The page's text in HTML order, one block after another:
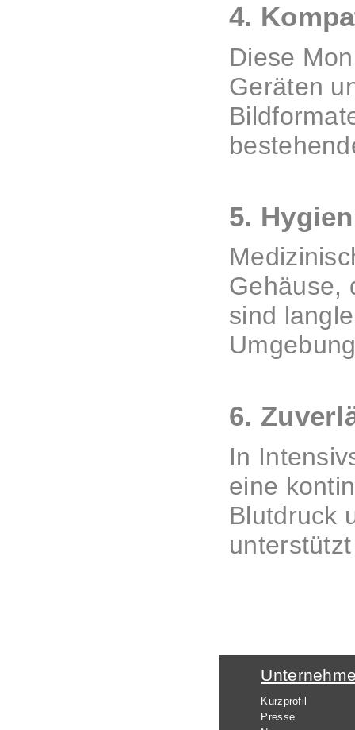
4.
Diese
Geräten
5.
Gehäuse,
sind
6.
In
eine
Blutdruck
Kurzprofil
Presse